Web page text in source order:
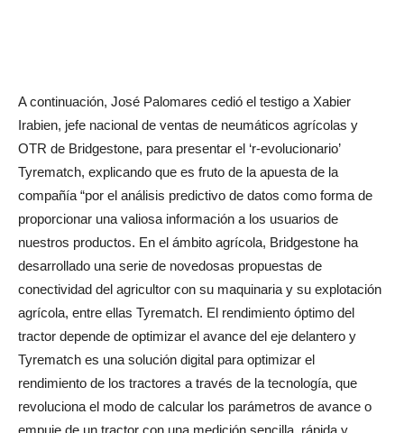
A continuación, José Palomares cedió el testigo a Xabier
Irabien, jefe nacional de ventas de neumáticos agrícolas y
OTR de Bridgestone, para presentar el ‘r-evolucionario’
Tyrematch, explicando que es fruto de la apuesta de la
compañía “por el análisis predictivo de datos como forma de
proporcionar una valiosa información a los usuarios de
nuestros productos. En el ámbito agrícola, Bridgestone ha
desarrollado una serie de novedosas propuestas de
conectividad del agricultor con su maquinaria y su explotación
agrícola, entre ellas Tyrematch. El rendimiento óptimo del
tractor depende de optimizar el avance del eje delantero y
Tyrematch es una solución digital para optimizar el
rendimiento de los tractores a través de la tecnología, que
revoluciona el modo de calcular los parámetros de avance o